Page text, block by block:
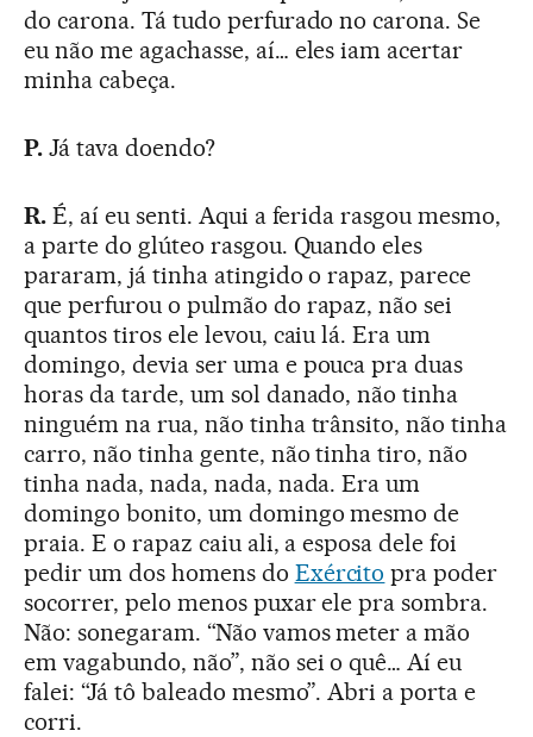
do carona. Tá tudo perfurado no carona. Se
eu não me agachasse, aí… eles iam acertar
minha cabeça.
P.Já tava doendo?
R.É, aí eu senti. Aqui a ferida rasgou mesmo,
a parte do glúteo rasgou. Quando eles
pararam, já tinha atingido o rapaz, parece
que perfurou o pulmão do rapaz, não sei
quantos tiros ele levou, caiu lá. Era um
domingo, devia ser uma e pouca pra duas
horas da tarde, um sol danado, não tinha
ninguém na rua, não tinha trânsito, não tinha
carro, não tinha gente, não tinha tiro, não
tinha nada, nada, nada, nada. Era um
domingo bonito, um domingo mesmo de
praia. E o rapaz caiu ali, a esposa dele foi
pedir um dos homens do Exército pra poder
socorrer, pelo menos puxar ele pra sombra.
Não: sonegaram. “Não vamos meter a mão
em vagabundo, não”, não sei o quê… Aí eu
falei: “Já tô baleado mesmo”. Abri a porta e
corri.